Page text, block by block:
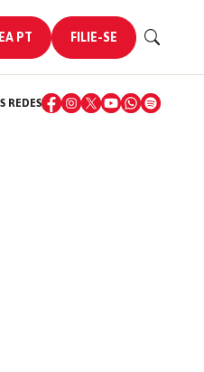
PT FILIE-SE
REDES